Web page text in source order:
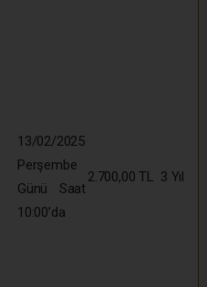
13/02/2025
Perşembe
Günü Saat
10:00’da
2.700,00 TL 3 Yıl